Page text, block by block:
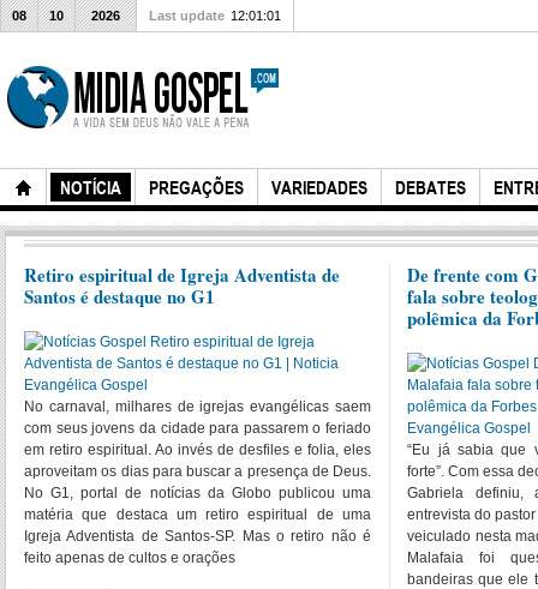
NOTÍCIA PREGAÇÕES VARIEDADES DEBATES
08 10 2026 Last update 12:01:01
Retiro espiritual de Igreja Adventista de
Santos é destaque no G1
No carnaval, milhares de igrejas evangélicas saem
com seus jovens da cidade para passarem o feriado
em retiro espiritual. Ao invés de desfiles e folia, eles
aproveitam os dias para buscar a presença de Deus.
No G1, portal de notícias da Globo publicou uma
matéria que destaca um retiro espiritual de uma
Igreja Adventista de Santos-SP. Mas o retiro não é
feito apenas de cultos e orações
De frente com
fala sobre
polêmica da
“Eu já sabia que
forte”. Com essa
Gabriela
entrevista do
veiculado nesta
Malafaia foi
bandeiras que ele